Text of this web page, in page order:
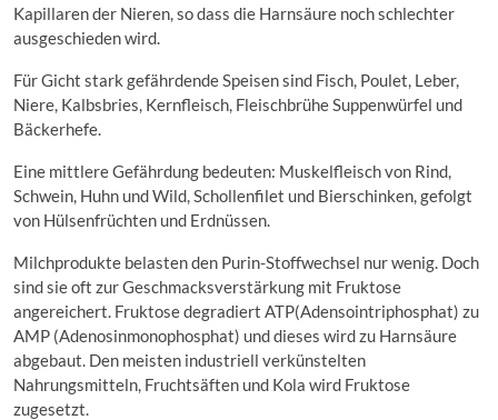
Kapillaren der Nieren, so dass die Harnsäure noch schlechter
ausgeschieden wird.
Für Gicht stark gefährdende Speisen sind Fisch, Poulet, Leber,
Niere, Kalbsbries, Kernfleisch, Fleischbrühe Suppenwürfel und
Bäckerhefe.
Eine mittlere Gefährdung bedeuten: Muskelfleisch von Rind,
Schwein, Huhn und Wild, Schollenfilet und Bierschinken, gefolgt
von Hülsenfrüchten und Erdnüssen.
Milchprodukte belasten den Purin-Stoffwechsel nur wenig. Doch
sind sie oft zur Geschmacksverstärkung mit Fruktose
angereichert. Fruktose degradiert ATP(Adensointriphosphat) zu
AMP (Adenosinmonophosphat) und dieses wird zu Harnsäure
abgebaut. Den meisten industriell verkünstelten
Nahrungsmitteln, Fruchtsäften und Kola wird Fruktose
zugesetzt.